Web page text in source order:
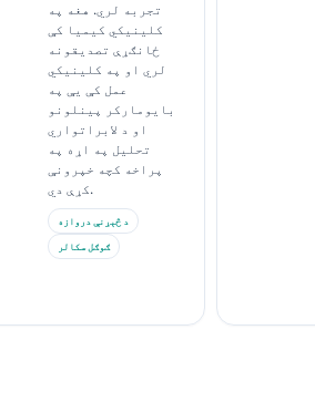
تجربه لري. هغه په
کلینیکي کیمیا کې
ځانګړې تصدیقونه
لري او په کلینیکي
عمل کې یې په
بایومارکر پینلونو
او د لابراتواري
تحلیل په اړه په
پراخه کچه خپرونې
کړې دي.
د څېړنې دروازه
ګوګل سکالر